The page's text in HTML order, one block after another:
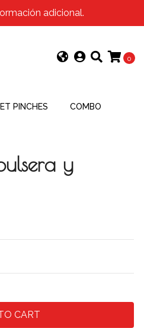
adicional.
0
PINCHES COMBO
y